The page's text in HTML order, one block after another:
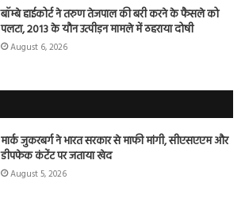
बॉम्बे हाईकोर्ट ने तरुण तेजपाल की बरी करने के फैसले को
पलटा, 2013 के यौन उत्पीड़न मामले में ठहराया दोषी
August 6, 2026
मार्क जुकरबर्ग ने भारत सरकार से माफी मांगी, सीएसएएम और
डीपफेक कंटेंट पर जताया खेद
August 5, 2026